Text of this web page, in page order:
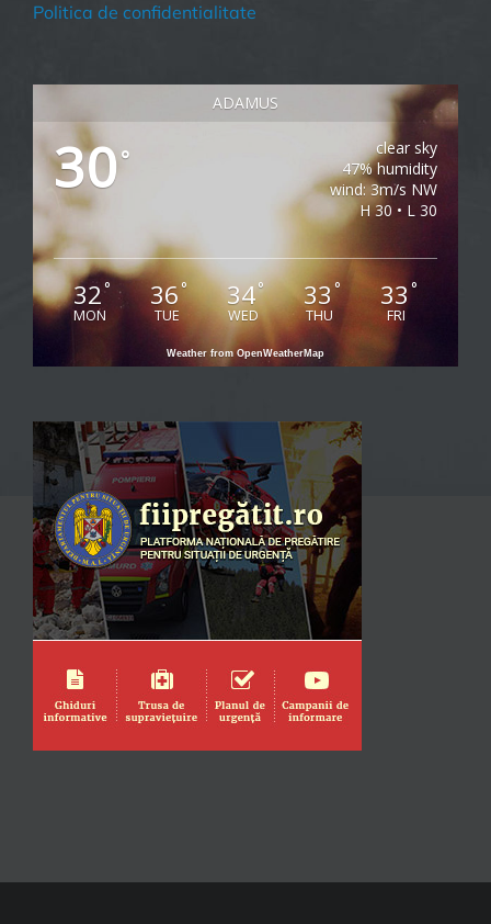
Politica de confidentialitate
ADAMUS
30°
clear sky
47% humidity
wind: 3m/s NW
H 30 • L 30
32°
MON
36°
TUE
34°
WED
33°
THU
33 °
FRI
Weather from OpenWeatherMap